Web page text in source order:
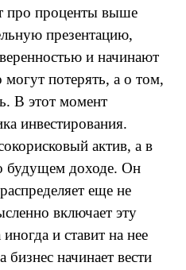
про проценты выше
презентацию,
и начинают
могут потерять, а о том,
В этот момент
инвестирования.
актив, а в
будущем доходе. Он
еще не
включает эту
и ставит на нее
начинает вести